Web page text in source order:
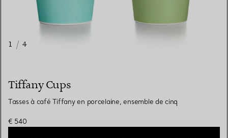
1 / 4
Tiffany Cups
Tasses à café Tiffany en porcelaine, ensemble de cinq
€ 540